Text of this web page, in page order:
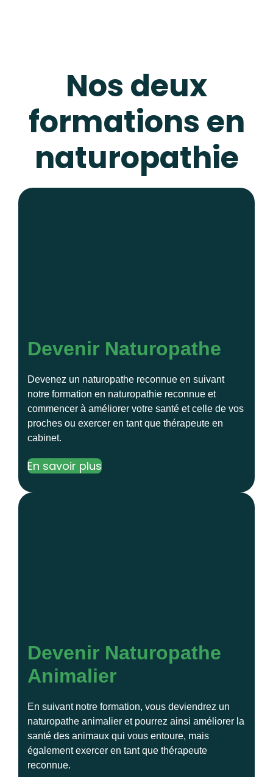
Nos deux
formations en
naturopathie
Devenir Naturopathe
Devenez un naturopathe reconnue en suivant
notre formation en naturopathie reconnue et
commencer à améliorer votre santé et celle de vos
proches ou exercer en tant que thérapeute en
cabinet.
En savoir plus
Devenir Naturopathe
Animalier
En suivant notre formation, vous deviendrez un
naturopathe animalier et pourrez ainsi améliorer la
santé des animaux qui vous entoure, mais
également exercer en tant que thérapeute
reconnue.